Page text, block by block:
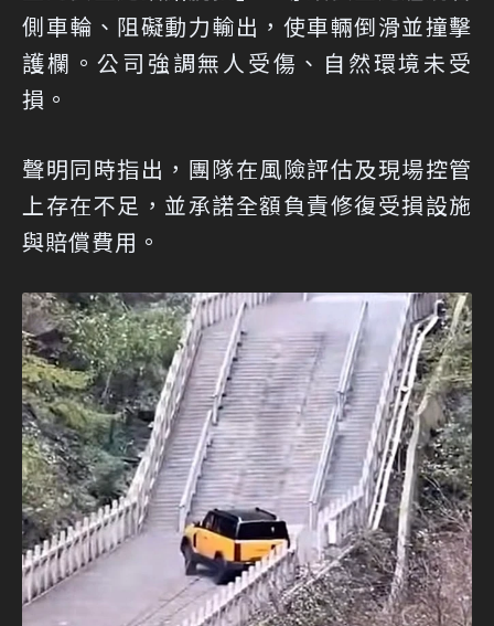
側車輪、阻礙動力輸出，使車輛倒滑並撞擊
護欄。公司強調無人受傷、自然環境未受
損。
聲明同時指出，團隊在風險評估及現場控管
上存在不足，並承諾全額負責修復受損設施
與賠償費用。